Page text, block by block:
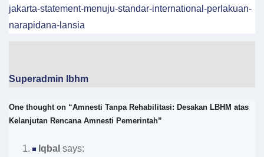
jakarta-statement-menuju-standar-international-perlakuan-
narapidana-lansia
Superadmin lbhm
One thought on “Amnesti Tanpa Rehabilitasi: Desakan LBHM atas
Kelanjutan Rencana Amnesti Pemerintah”
Iqbal says: